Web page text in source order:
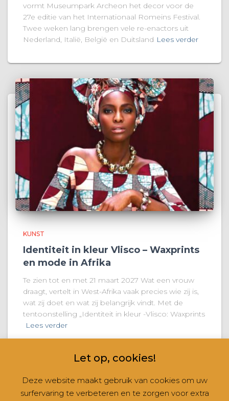
vormt Museumpark Archeon het decor voor de
27e editie van het Internationaal Romeins Festival.
Twee weken lang brengen vele re-enactors uit
Nederland, Italië, België en Duitsland Lees verder
KUNST
Identiteit in kleur Vlisco – Waxprints
en mode in Afrika
Te zien tot en met 21 maart 2027 Wat een vrouw
draagt, vertelt in West-Afrika vaak precies wie zij is,
wat zij doet en wat zij belangrijk vindt. Met de
tentoonstelling „Identiteit in kleur -Vlisco: Waxprints
Lees verder
CONTACT NIEUWSBRIEVEN RUBRIEKEN
Let op, cookies!
Deze website maakt gebruik van cookies om uw
surfervaring te verbeteren en te zorgen voor extra